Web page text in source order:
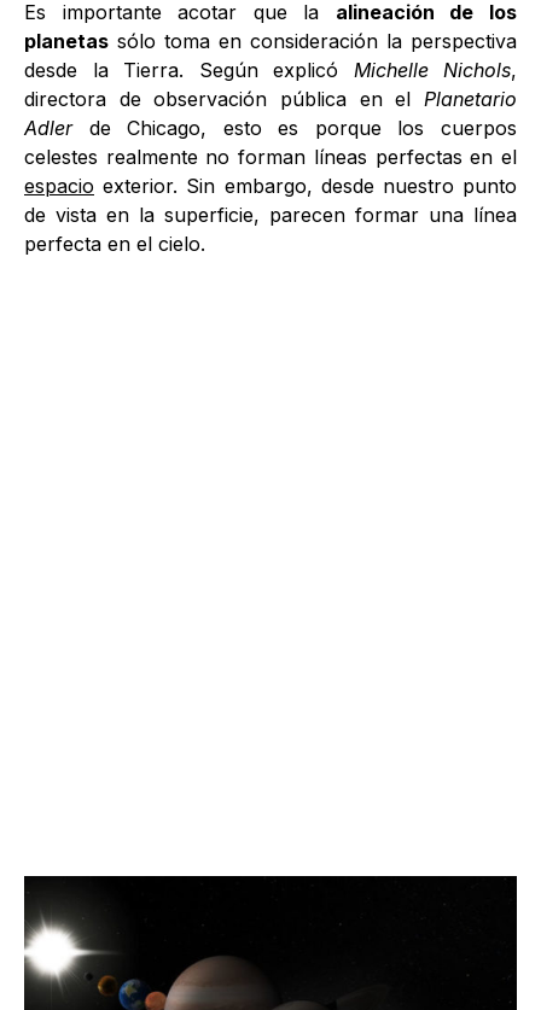
Es importante acotar que la alineación de los
planetas sólo toma en consideración la perspectiva
desde la Tierra. Según explicó Michelle Nichols,
directora de observación pública en el Planetario
Adlerde Chicago, esto es porque los cuerpos
celestes realmente no forman líneas perfectas en el
espacio exterior. Sin embargo, desde nuestro punto
de vista en la superficie, parecen formar una línea
perfecta en el cielo.